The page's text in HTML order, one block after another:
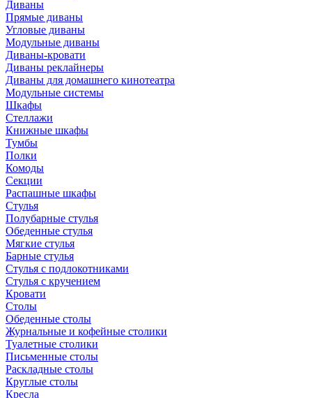
Диваны
Прямые диваны
Угловые диваны
Модульные диваны
Диваны-кровати
Диваны реклайнеры
Диваны для домашнего кинотеатра
Модульные системы
Шкафы
Стеллажи
Книжные шкафы
Тумбы
Полки
Комоды
Секции
Распашные шкафы
Стулья
Полубарные стулья
Обеденные стулья
Мягкие стулья
Барные стулья
Стулья с подлокотниками
Стулья с кручением
Кровати
Столы
Обеденные столы
Журнальные и кофейные столики
Туалетные столики
Письменные столы
Раскладные столы
Круглые столы
Кресла